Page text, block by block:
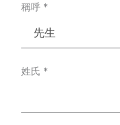
稱呼 *
姓氏 *